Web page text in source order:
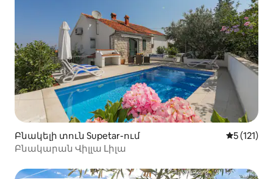
Բնակելի տուն Supetar-ում Միջին
5 (121)
Բնակարան Վիլլա Լիլա